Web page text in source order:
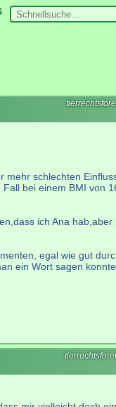
mehr schlechten
bei einem BMI von
ich Ana
egal wie gut
ein Wort sagen